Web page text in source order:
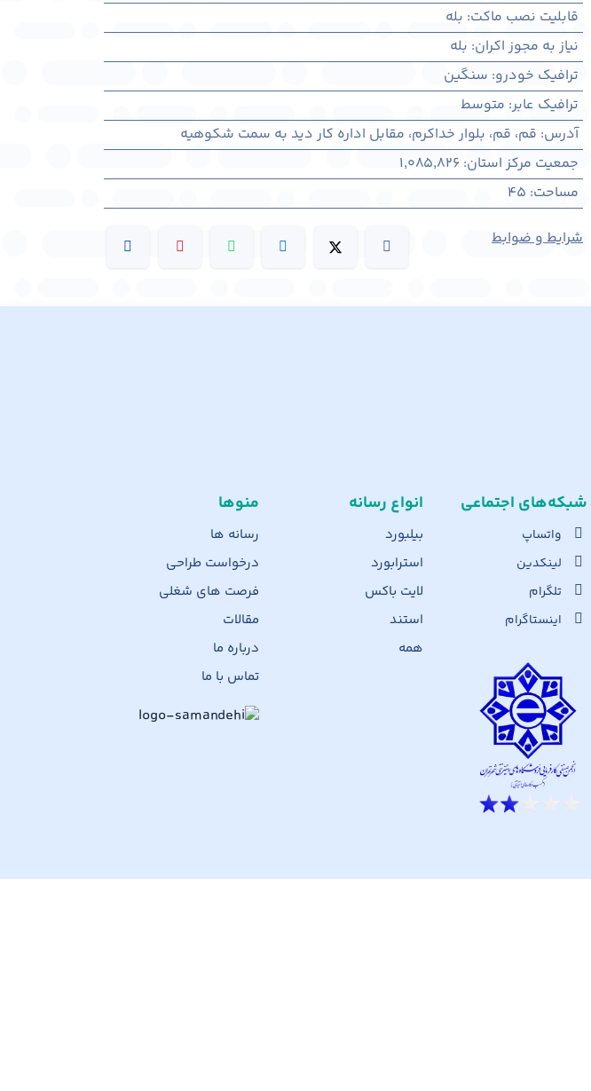
قابلیت نصب ماکت: بله
نیاز به مجوز اکران: بله
ترافیک خودرو: سنگین
ترافیک عابر: متوسط
آدرس: قم، قم، بلوار خداکرم، مقابل اداره کار ديد به سمت شکوهیه
جمعیت مرکز استان:
1,085,826
مساحت:
45
شرایط و ضوابط
منوها
رسانه ها
درخواست طراحی
فرصت های شغلی
مقالات
درباره ما
تماس با ما
انواع رسانه
بیلبورد
استرابورد
لایت باکس
استند
همه
شبکه‌های اجت​ماعی
واتساپ
لینکدین
تلگرام
اینستاگرام